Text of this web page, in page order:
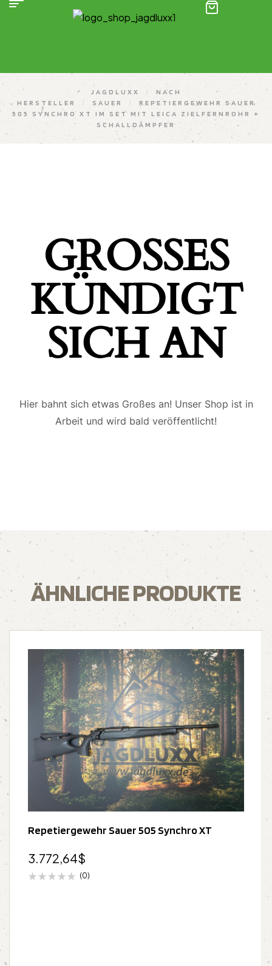
JAGDLUXX /
NACH
HERSTELLER
/ SAUER /
REPETIERGEWEHR SAUER
505 SYNCHRO XT IM SET MIT LEICA ZIELFERNROHR +
SCHALLDÄMPFER
GROSSES K
ÜNDIGT S
ICH AN
Hier bahnt sich etwas Großes an! Unser Shop ist in
Arbeit und wird bald veröffentlicht!
ÄHNLICHE PRODUKTE
Repetiergewehr Sauer 505 Synchro XT
3.772,64$
(0)